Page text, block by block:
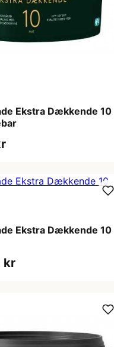
Ekstra Dækkende 10
Ekstra Dækkende 10
kr